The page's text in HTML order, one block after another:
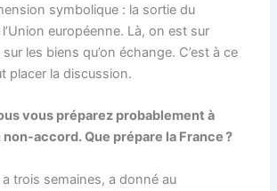
symbolique : la sortie du
européenne. Là, on est sur
sur les biens qu’on échange. C’est à ce
placer la discussion.
vous préparez probablement à
non-accord. Que prépare la France ?
a trois semaines, a donné au